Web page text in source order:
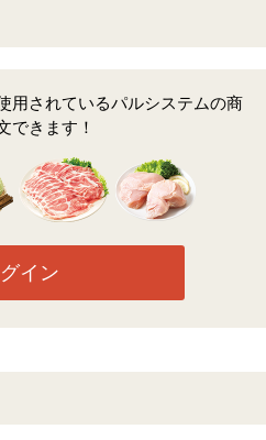
用されているパルシステムの商
できます！
イン